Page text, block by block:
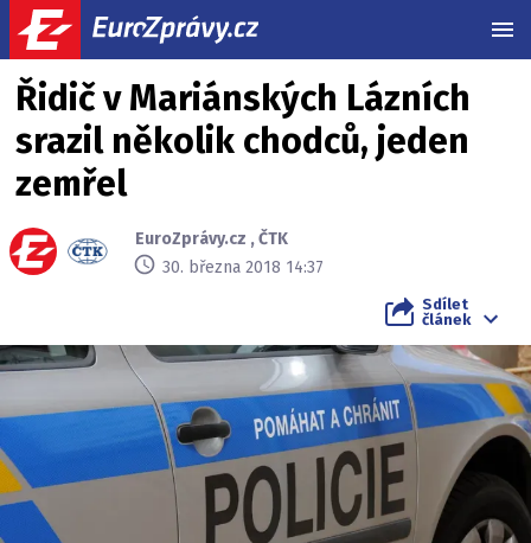
Řidič v Mariánských Lázních
srazil několik chodců, jeden
zemřel
EuroZprávy.cz ,ČTK
30. března 2018 14:37
Sdílet
článek